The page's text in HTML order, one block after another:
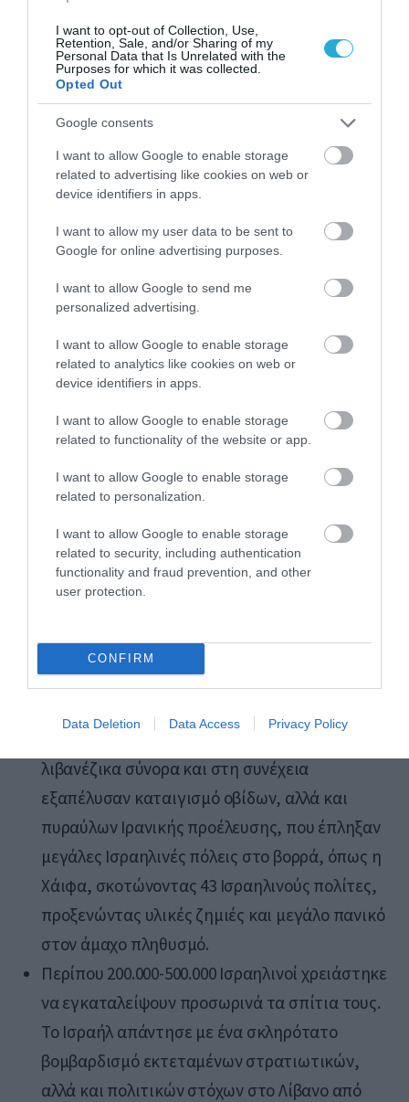
I want to opt-out of Collection, Use,
Retention, Sale, and/or Sharing of my
Personal Data that Is Unrelated with the
Purposes for which it was collected.
Opted Out
Google consents
I want to allow Google to enable storage
related to advertising like cookies on web or
device identifiers in apps.
I want to allow my user data to be sent to
Google for online advertising purposes.
I want to allow Google to send me
personalized advertising.
I want to allow Google to enable storage
related to analytics like cookies on web or
device identifiers in apps.
I want to allow Google to enable storage
related to functionality of the website or app.
I want to allow Google to enable storage
related to personalization.
I want to allow Google to enable storage
related to security, including authentication
functionality and fraud prevention, and other
user protection.
CONFIRM
Data Deletion Data Access Privacy Policy
Μετά την Αίγυπτο, το 1994, η Ιορδανία έγινε η
δεύτερη αραβική χώρα που αναγνώρισε το Ισραήλ.
Οι διαφορές Αράβων και Ισραηλινών φάνηκαν να
διευθετούνται προσωρινά με τις Συνθήκες του
Όσλο του 1994, που προέβλεπαν τη δημιουργία της
Παλαιστινιακής Αρχής, ξεχωριστού κράτους των
Παλαιστινίων, χωρίς ωστόσο οι συγκρούσεις να
σταματήσουν. Το 1994 ο πρωθυπουργός Ισαάκ
Ραμπίν (Γιτζάκ Ράμπιν), έλαβε από κοινού με τον
συμφωνία και λίγο αργότερα ο Ραμπίν
δολοφονήθηκε από τον ακροδεξιό Ισραηλινό
εξτρεμιστή Γιγκάλ Αμίρ.
Το Ισραήλ αποχώρησε μονομερώς από τη Γάζα
τον Αύγουστο του 2005, υπό πρωθυπουργίας
του Αριέλ Σαρόν, μετά από βίαιη απομάκρυνση
Τον Ιούνιο του 2006 μαχητές της Σιϊτικής
οργάνωσης του Λιβάνου, Χεζμπολά πρώτα
λιβανέζικα σύνορα και στη συνέχεια
εξαπέλυσαν καταιγισμό οβίδων, αλλά και
πυραύλων Ιρανικής προέλευσης, που έπληξαν
μεγάλες Ισραηλινές πόλεις στο βορρά, όπως η
Χάιφα, σκοτώνοντας 43 Ισραηλινούς πολίτες,
προξενώντας υλικές ζημιές και μεγάλο πανικό
στον άμαχο πληθυσμό.
Περίπου 200.000-500.000 Ισραηλινοί χρειάστηκε
να εγκαταλείψουν προσωρινά τα σπίτια τους.
Το Ισραήλ απάντησε με ένα σκληρότατο
βομβαρδισμό εκτεταμένων στρατιωτικών,
αλλά και πολιτικών στόχων στο Λίβανο από